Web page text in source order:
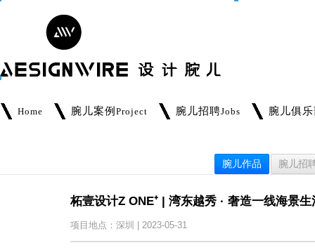
Home 腕儿案例 Project 腕儿招聘Jobs 腕儿俱
腕儿作品 腕儿招
柘壹设计Z ONE⁺ | 湾东越秀 · 奢造一线海景
项目地点：深圳 | 2023-05-31